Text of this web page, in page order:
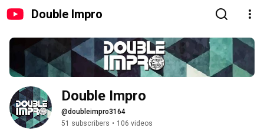
Double Impro
Double Impro
@doubleimpro3164
51 subscribers • 106 videos